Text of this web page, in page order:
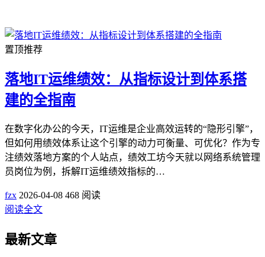
置顶推荐
落地IT运维绩效：从指标设计到体系搭
建的全指南
在数字化办公的今天，IT运维是企业高效运转的“隐形引擎”，
但如何用绩效体系让这个引擎的动力可衡量、可优化？作为专
注绩效落地方案的个人站点，绩效工坊今天就以网络系统管理
员岗位为例，拆解IT运维绩效指标的…
fzx 2026-04-08 468 阅读
阅读全文
最新文章